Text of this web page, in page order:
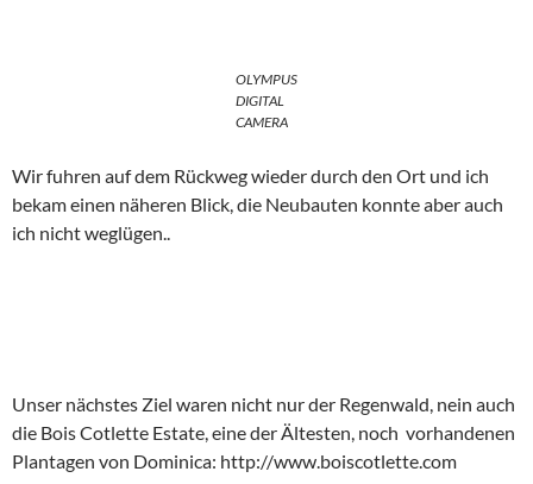
OLYMPUS
DIGITAL
CAMERA
Wir fuhren auf dem Rückweg wieder durch den Ort und ich
bekam einen näheren Blick, die Neubauten konnte aber auch
ich nicht weglügen..
Unser nächstes Ziel waren nicht nur der Regenwald, nein auch
die Bois Cotlette Estate, eine der Ältesten, noch vorhandenen
Plantagen von Dominica: http://www.boiscotlette.com